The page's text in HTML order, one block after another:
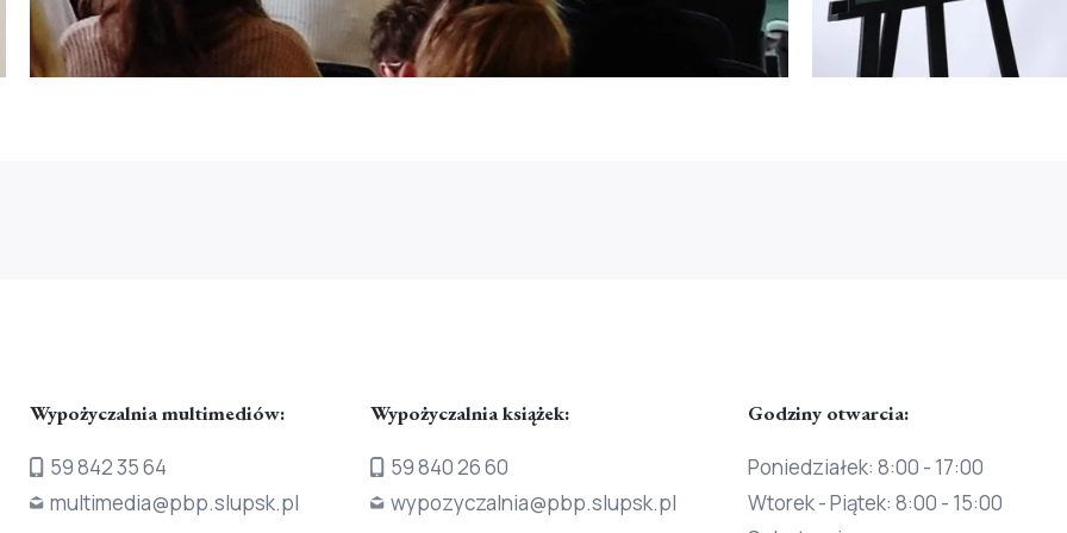
Wypożyczalnia multimediów:
59 842 35 64
multimedia@pbp.slupsk.pl
Wypożyczalnia książek:
59 840 26 60
wypozyczalnia@pbp.slupsk.pl
Godziny otwarcia:
Poniedziałek: 8:00 - 17:00
Wtorek - Piątek: 8:00 - 15:00